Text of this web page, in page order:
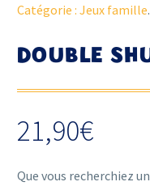
Catégorie : Jeux famille.
DOUBLE
21,90€
Que vous recherchiez